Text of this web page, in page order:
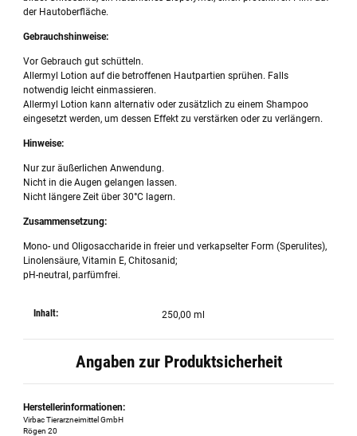
der Hautoberfläche.
Gebrauchshinweise:
Vor Gebrauch gut schütteln.
Allermyl Lotion auf die betroffenen Hautpartien sprühen. Falls
notwendig leicht einmassieren.
Allermyl Lotion kann alternativ oder zusätzlich zu einem Shampoo
eingesetzt werden, um dessen Effekt zu verstärken oder zu verlängern.
Hinweise:
Nur zur äußerlichen Anwendung.
Nicht in die Augen gelangen lassen.
Nicht längere Zeit über 30°C lagern.
Zusammensetzung:
Mono- und Oligosaccharide in freier und verkapselter Form (Sperulites),
Linolensäure, Vitamin E, Chitosanid;
pH-neutral, parfümfrei.
Inhalt: 250,00 ml
Angaben zur Produktsicherheit
Herstellerinformationen:
Virbac Tierarzneimittel GmbH
Rögen 20